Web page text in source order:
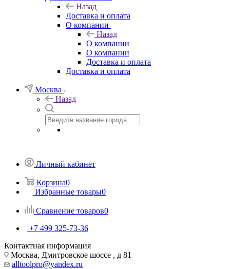
Назад
Доставка и оплата
О компании
Назад
О компании
О компании
Доставка и оплата
Доставка и оплата
Москва
Назад
Личный кабинет
Корзина0
Избранные товары0
Сравнение товаров0
+7 499 325-73-36
Контактная информация
Москва, Дмитровское шоссе , д 81
alltoolpro@yandex.ru